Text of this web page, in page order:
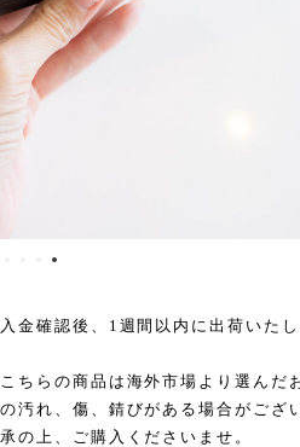
入金確認後、1週間以内に出荷いた
ちらの商品は海外市場より選んだ
汚れ、傷、錆びがある場合がござ
の上、ご購入くださいませ。